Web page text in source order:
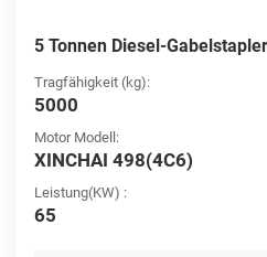
5 Tonnen Diesel-
Tragfähigkeit (kg):
5000
Motor Modell:
XINCHAI 498(4C6)
Leistung(KW) :
65